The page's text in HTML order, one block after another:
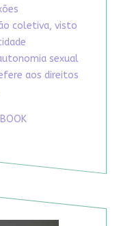
coletiva, visto
sexual
aos direitos